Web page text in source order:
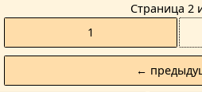
←
Страницa 2
1